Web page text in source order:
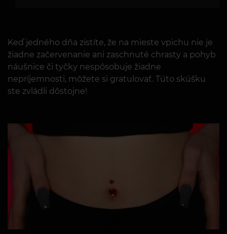
Keď jedného dňa zistíte, že na mieste vpichu nie je
žiadne začervenanie ani zaschnuté chrasty a pohyb
náušnice či tyčky nespôsobuje žiadne
nepríjemnosti, môžete si gratulovať. Túto skúšku
ste zvládli dôstojne!